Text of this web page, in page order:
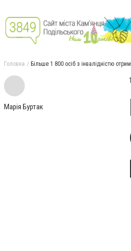
Головна Більше 1 800 осіб з інвалідністю
Марія Буртак